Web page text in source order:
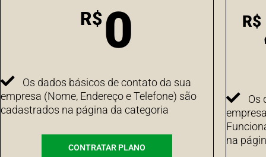
R$0
Os dados básicos de contato da sua
empresa (Nome, Endereço e Telefone) são
cadastrados na página da categoria
CONTRATAR PLANO
R$
Os
na